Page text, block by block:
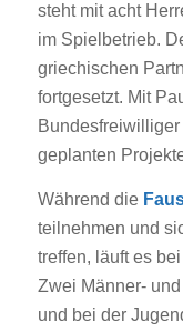
steht mit acht
im Spielbetrieb.
griechischen
fortgesetzt. Mit
geplanten
Während die
teilnehmen und
treffen, läuft es
Zwei Männer-
und bei der